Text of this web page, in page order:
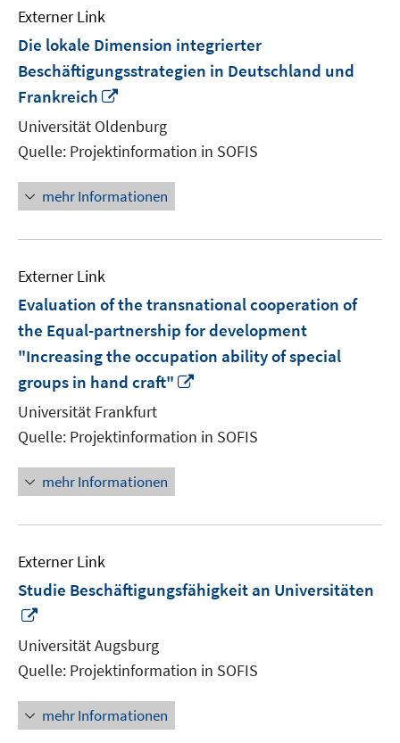
Externer Link
Die lokale Dimension integrierter
Beschäftigungsstrategien in Deutschland und
Frankreich
neuem
Fenster
öffnen
Universität Oldenburg
Quelle: Projektinformation in SOFIS
mehr Informationen
Externer Link
Evaluation of the transnational cooperation of
the Equal-partnership for development
"Increasing the occupation ability of special
groups in hand craft"
öffnen
Universität Frankfurt
Quelle: Projektinformation in SOFIS
mehr Informationen
Externer Link
Studie Beschäftigungsfähigkeit an Universitäten
neuem
Fenster
öffnen
Universität Augsburg
Quelle: Projektinformation in SOFIS
mehr Informationen